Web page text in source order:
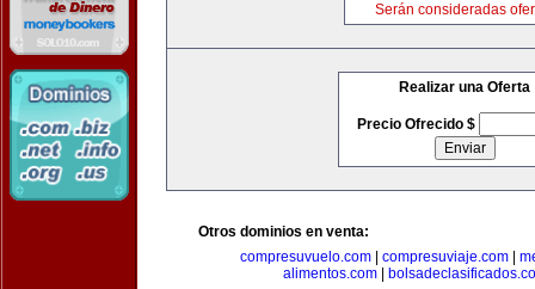
Serán consideradas
Realizar una Oferta
Precio Ofrecido $
Otros dominios en venta:
compresuvuelo.com
compresuviaje.com
alimentos.com